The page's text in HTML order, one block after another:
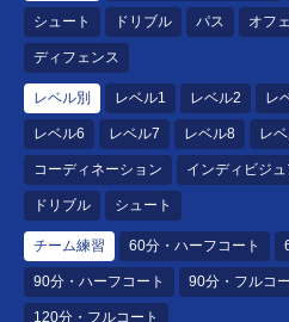
シュート ドリブル パス オフ
ディフェンス
レベル別 レベル1 レベル2 レ
レベル6 レベル7 レベル8 レ
コーディネーション インディビジュ
ドリブル シュート
チーム練習 60分・ハーフコート
90分・ハーフコート 90分・フルコ
120分・フルコート